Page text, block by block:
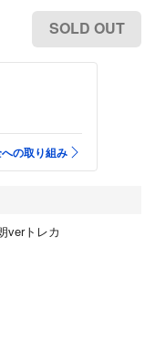
SOLD OUT
の取り組み
verトレカ